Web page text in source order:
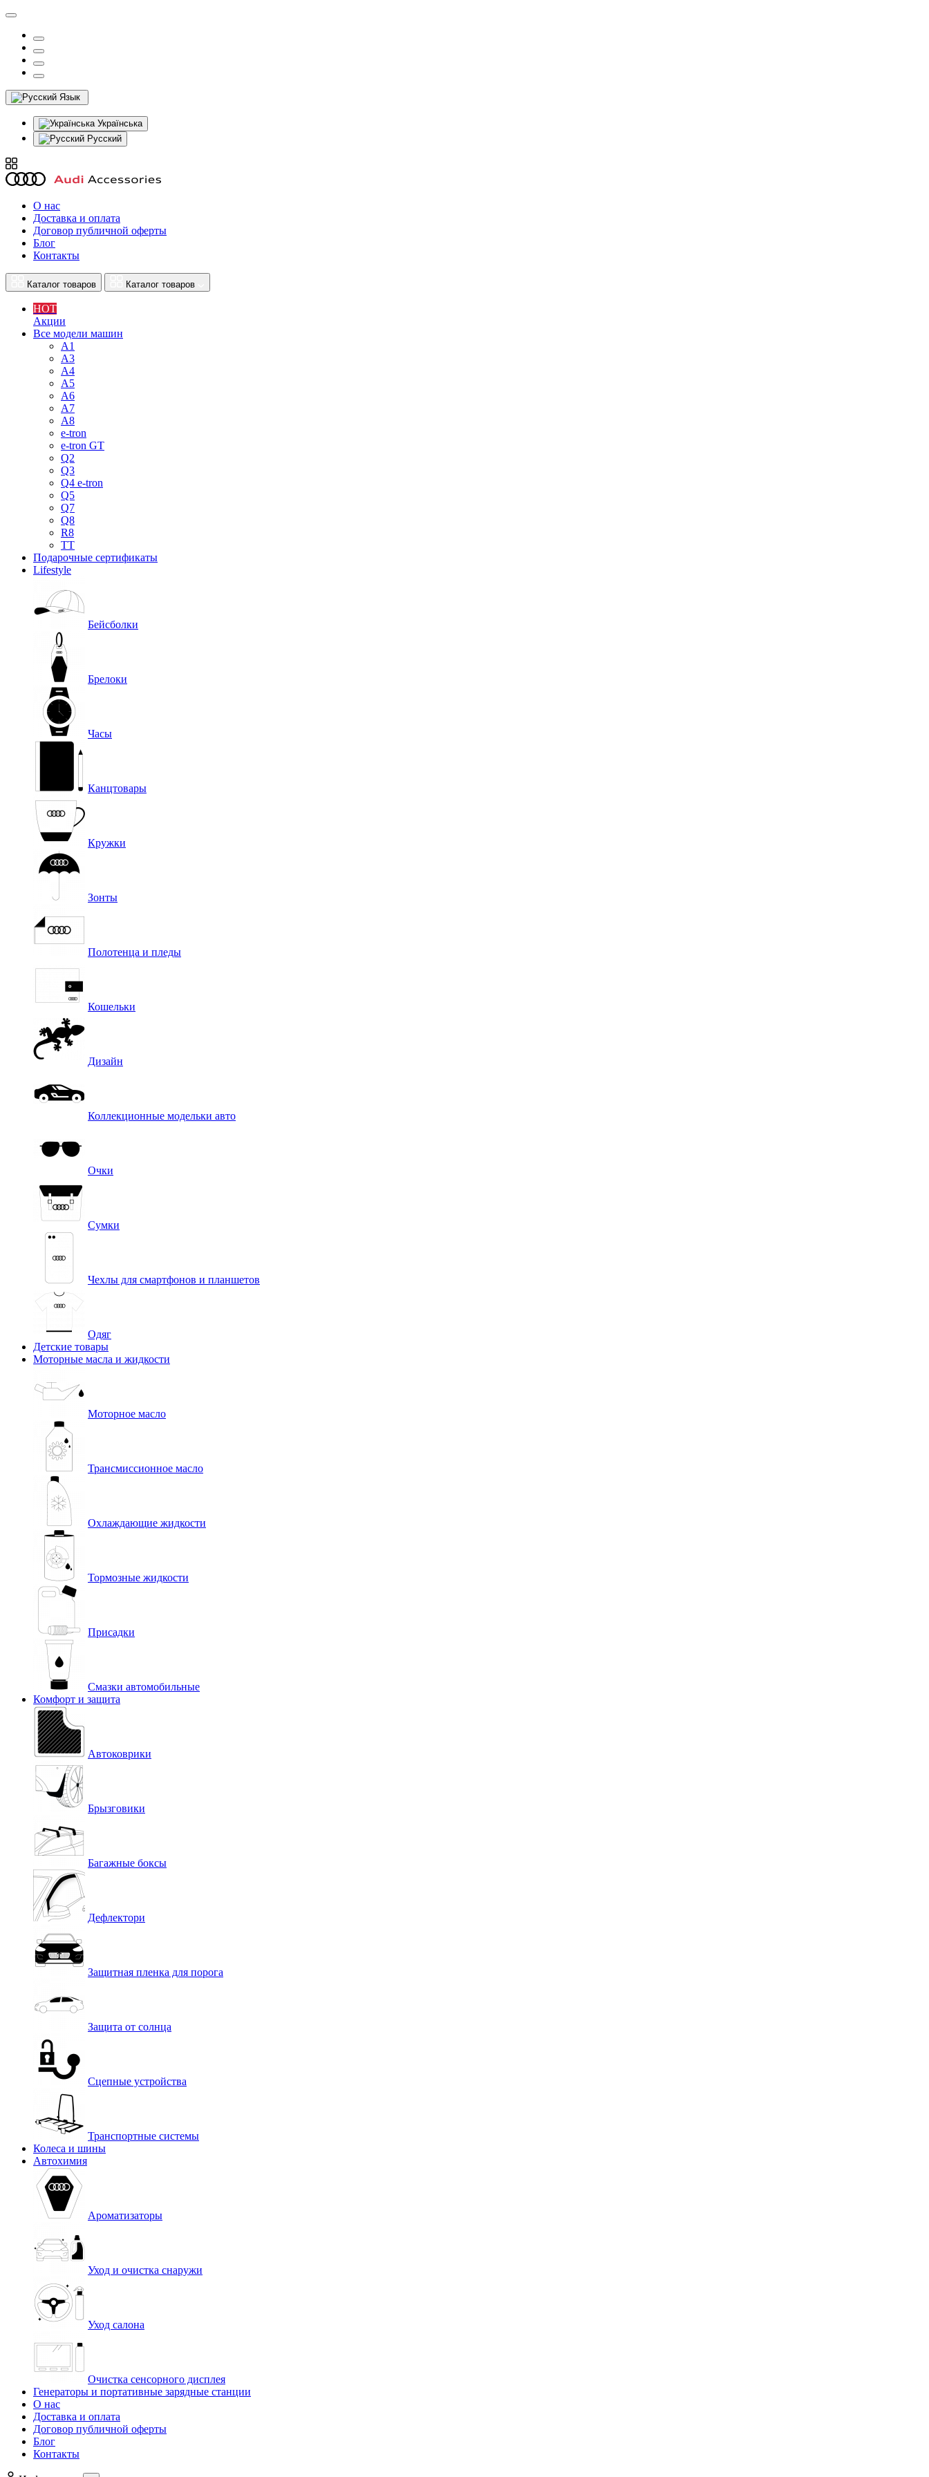
Язык
Українська
Русский
О нас
Доставка и оплата
Договор публичной оферты
Блог
Контакты
Каталог товаров Каталог товаров
HOT
Акции
Все модели машин
A1
A3
A4
A5
A6
A7
A8
e-tron
e-tron GT
Q2
Q3
Q4 e-tron
Q5
Q7
Q8
R8
TT
Подарочные сертификаты
Lifestyle
Бейсболки
Брелоки
Часы
Канцтовары
Кружки
Зонты
Полотенца и пледы
Кошельки
Дизайн
Коллекционные модельки авто
Очки
Сумки
Чехлы для смартфонов и планшетов
Одяг
Детские товары
Моторные масла и жидкости
Моторное масло
Трансмиссионное масло
Охлаждающие жидкости
Тормозные жидкости
Присадки
Смазки автомобильные
Комфорт и защита
Автоковрики
Брызговики
Багажные боксы
Дефлектори
Защитная пленка для порога
Защита от солнца
Сцепные устройства
Транспортные системы
Колеса и шины
Автохимия
Ароматизаторы
Уход и очистка снаружи
Уход салона
Очистка сенсорного дисплея
Генераторы и портативные зарядные станции
О нас
Доставка и оплата
Договор публичной оферты
Блог
Контакты